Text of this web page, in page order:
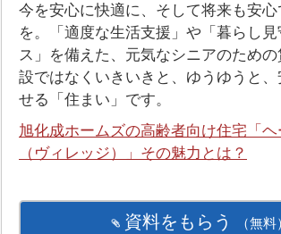
今を安心に快適に、そして将来も安心
を。「適度な生活支援」や「暮らし
ス」を備えた、元気なシニアのため
設ではなくいきいきと、ゆうゆうと、
せる「住まい」です。
旭化成ホームズの高齢者向け住宅「
（ヴィレッジ）」その魅力とは？
資料をもらう （無料